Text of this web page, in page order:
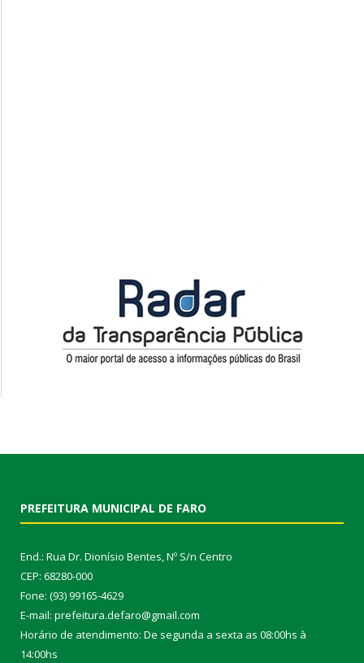
PREFEITURA MUNICIPAL DE FARO
End.: Rua Dr. Dionísio Bentes, Nº S/n Centro
CEP: 68280-000
Fone: (93) 99165-4629
E-mail: prefeitura.defaro@gmail.com
Horário de atendimento: De segunda a sexta as 08:00hs à
14:00hs